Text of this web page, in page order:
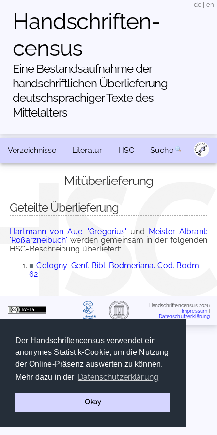
Der Handschriftencensus verwendet ein
anonymes Statistik-Cookie, um die Nutzung
der Online-Präsenz auswerten zu können.
Mehr dazu in der Datenschutzerklärung
Okay
Handschriften­
census
Eine Bestandsaufnahme der
handschriftlichen Über­lieferung
deutschsprachiger Texte des
Mittelalters
de en
Verzeichnisse Literatur HSC Suche
Mitüberlieferung
Geteilte Überlieferung
Hartmann von Aue: 'Gregorius' und Meister Albrant:
'Roßarzneibuch' werden gemeinsam in der folgenden
HSC-Beschreibung überliefert:
■ Cologny-Genf, Bibl. Bodmeriana, Cod. Bodm.
62
Handschriftencensus 2026
Impressum
Datenschutzerklärung